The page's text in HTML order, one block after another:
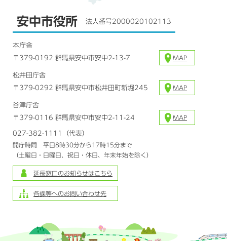
安中市役所 法人番号2000020102113
本庁舎
〒379-0192 群馬県安中市安中2-13-7
MAP
松井田庁舎
〒379-0292 群馬県安中市松井田町新堀245
MAP
谷津庁舎
〒379-0116 群馬県安中市安中2-11-24
MAP
027-382-1111（代表）
開庁時間 平日8時30分から17時15分まで
（土曜日・日曜日、祝日・休日、年末年始を除く）
延長窓口のお知らせはこちら
各課等へのお問い合わせ先